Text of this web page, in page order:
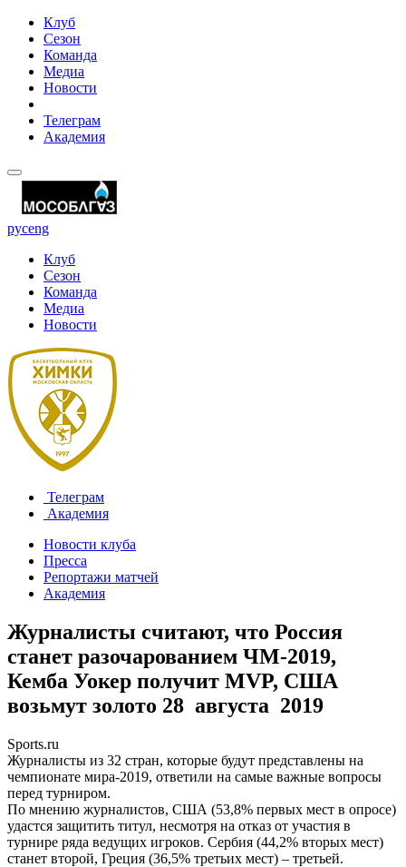
Клуб
Сезон
Команда
Медиа
Новости
Телеграм
Академия
русeng
Клуб
Сезон
Команда
Медиа
Новости
Телеграм
Академия
Новости клуба
Пресса
Репортажи матчей
Академия
Журналисты считают, что Россия
станет разочарованием ЧМ-2019,
Кемба Уокер получит MVP, США
возьмут золото 28 августа 2019
Sports.ru
Журналисты из 32 стран, которые будут представлены на
чемпионате мира-2019, ответили на самые важные вопросы
перед турниром.
По мнению журналистов, США (53,8% первых мест в опросе)
удастся защитить титул, несмотря на отказ от участия в
турнире ряда ведущих игроков. Сербия (44,2% вторых мест)
станет второй, Греция (36,5% третьих мест) – третьей.